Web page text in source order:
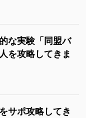
な実験「同盟バ
を攻略してきま
サポ攻略してき